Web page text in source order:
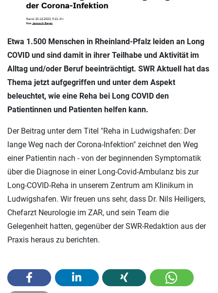
Etwa 1.500 Menschen in Rheinland-Pfalz leiden an Long
COVID und sind damit in ihrer Teilhabe und Aktivität im
Alltag und/oder Beruf beeinträchtigt. SWR Aktuell hat das
Thema jetzt aufgegriffen und unter dem Aspekt
beleuchtet, wie eine Reha bei Long COVID den
Patientinnen und Patienten helfen kann.
Der Beitrag unter dem Titel "Reha in Ludwigshafen: Der
lange Weg nach der Corona-Infektion" zeichnet den Weg
einer Patientin nach - von der beginnenden Symptomatik
über die Diagnose in einer Long-Covid-Ambulanz bis zur
Long-COVID-Reha in unserem Zentrum am Klinikum in
Ludwigshafen. Wir freuen uns sehr, dass Dr. Nils Heiligers,
Chefarzt Neurologie im ZAR, und sein Team die
Gelegenheit hatten, gegenüber der SWR-Redaktion aus der
Praxis heraus zu berichten.